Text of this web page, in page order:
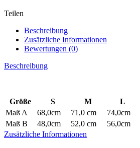
Teilen
Beschreibung
Zusätzliche Informationen
Bewertungen (0)
Beschreibung
Größe S M L
Maß A
68,0cm 71,0 cm 74,0cm
Maß B
48,0cm 52,0 cm 56,0cm
Zusätzliche Informationen